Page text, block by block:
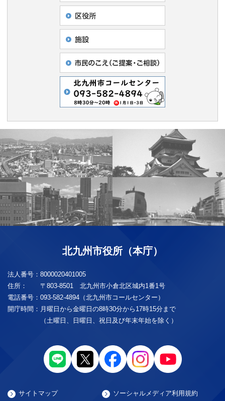
北九州市役所（本庁）
法人番号： 8000020401005
住所：
〒803-8501 北九州市小倉北区城内1番1号
電話番号： 093-582-4894（北九州市コールセンター）
開庁時間： 月曜日から金曜日の8時30分から17時15分まで
（土曜日、日曜日、祝日及び年末年始を除く）
サイトマップ ソーシャルメディア利用規約